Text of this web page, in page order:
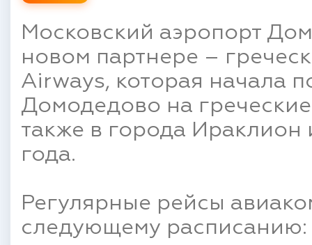
Московский аэропорт
новом партнере –
Airways, которая начала
Домодедово на
также в города
года.
Регулярные рейсы
следующему расписанию: